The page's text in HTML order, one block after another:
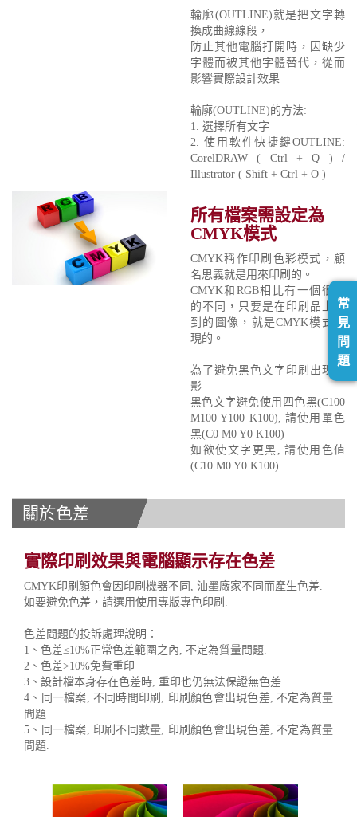
輪廓(OUTLINE)就是把文字轉
換成曲線線段，
防止其他電腦打開時，因缺少
字體而被其他字體替代，從而
影響實際設計效果
輪廓(OUTLINE)的方法:
1. 選擇所有文字
2. 使用軟件快捷鍵OUTLINE:
CorelDRAW ( Ctrl + Q ) /
Illustrator ( Shift + Ctrl + O )
所有檔案需設定為
CMYK模式
CMYK稱作印刷色彩模式，顧
名思義就是用來印刷的。
CMYK和RGB相比有一個很大
的不同，只要是在印刷品上看
到的圖像，就是CMYK模式表
現的。
為了避免黑色文字印刷出現重
影
黑色文字避免使用四色黑(C100
M100 Y100 K100), 請使用單色
黑(C0 M0 Y0 K100)
如欲使文字更黑, 請使用色值
(C10 M0 Y0 K100)
關於色差
實際印刷效果與電腦顯示存在色差
CMYK印刷顏色會因印刷機器不同, 油墨廠家不同而產生色差.
如要避免色差，請選用使用專版專色印刷.
色差問題的投訴處理說明：
1、色差≤10%正常色差範圍之內, 不定為質量問題.
2、色差>10%免費重印
3、設計檔本身存在色差時, 重印也仍無法保證無色差
4、同一檔案, 不同時間印刷, 印刷顏色會出現色差, 不定為質量
問題.
5、同一檔案, 印刷不同數量, 印刷顏色會出現色差, 不定為質量
問題.
常
見
問
題